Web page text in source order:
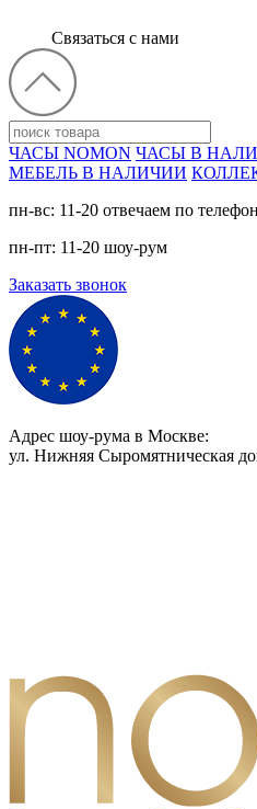
Связаться с нами
ЧАСЫ NOMON ЧАСЫ В
МЕБЕЛЬ В НАЛИЧИИ
пн-вс: 11-20 отвечаем по
пн-пт: 11-20 шоу-рум
Заказать звонок
Адрес шоу-рума в Москве:
ул. Нижняя Сыромятническая